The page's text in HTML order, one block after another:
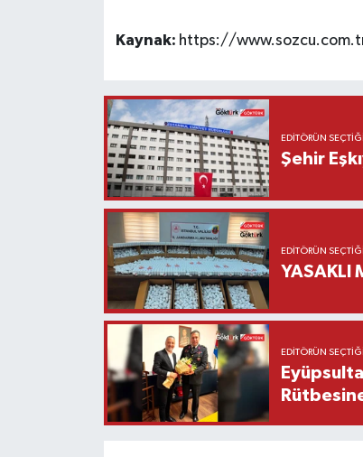
Kaynak: https://
EDITÖRÜN SEÇTIĞI
Şehir
EDITÖRÜN SEÇTIĞI
YASAKLI
EDITÖRÜN SEÇTIĞI